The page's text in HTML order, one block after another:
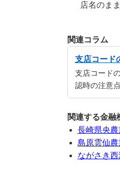
店名のま
関連コラム
支店コード
支店コード
認時の注意
関連する金融
長崎県央農
島原雲仙農
ながさき西